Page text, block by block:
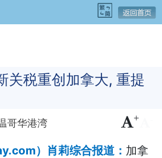
关税重创加拿大, 重提
哥华港湾 +
）肖莉综合报道： 加拿